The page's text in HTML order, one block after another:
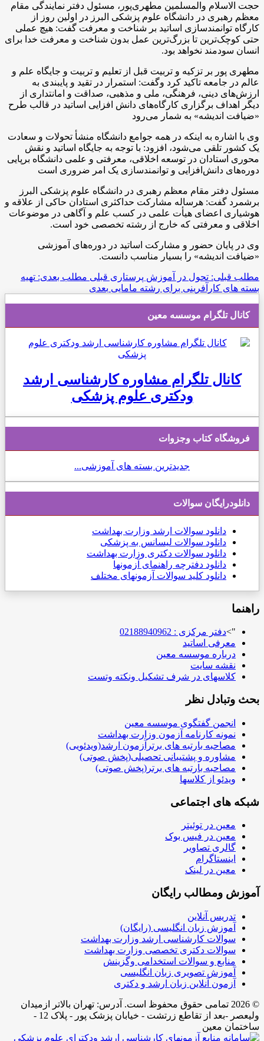
حجت الاسلام والمسلمین مطهری‌پور، مسئول دفتر نمایندگی مقام
معظم رهبری در دانشگاه علوم پزشکی البرز در اولین روز از
کارگاه توانمندسازی اساتید بر شناخت و معرفت گفت: هیچ عملی
حتی کوچک‌ترین تا بزرگ‌ترین عمل بدون شناخت و معرفت خدا برای
انسان سودمند نخواهد بود.
مطهری پور بر تزکیه و تربیت قبل از تعلیم و تربیت و جایگاه علم و
عالم در جامعه تاکید کرد وگفت: استمرار در تقید و پایبندی به
ارزش‌های دینی، فرهنگی، ملی و مذهبی، صداقت و امانتداری از
دیگر اهداف برگزاری کارگاه‌های دانش افزایی اساتید در قالب طرح
«ضیافت اندیشه» به شمار می‌رود
وی با اشاره به اینکه در همه جوامع دانشگاه منشأ تحولات و سعادت
یک کشور تلقی می‌شود، افزود: با توجه به جایگاه اساتید و نقش
محوری استادان در توسعه اخلاقی، معرفتی و علمی دانشگاه برپایی
دوره‌های دانش‌افزایی و توانمندسازی یک امر ضروری است
مسئول دفتر مقام معظم رهبری در دانشگاه علوم پزشکی البرز
برشمرد گفت: هرساله مشارکت حداکثری استادان حاکی از علاقه و
هوشیاری اعضای هیأت علمی در کسب علم و آگاهی در موضوعات
اخلاقی و معرفتی که خارج از رشته تخصصی خود است.
وی در پایان حضور و مشارکت اساتید در دوره‌های آموزشی
«ضیافت اندیشه» را بسیار مناسب دانست.
مطلب قبلی: تحول در آموزش پرستاری قبلی مطلب بعدی: تهیه
بسته های کارآفرینی برای رشته مامایی بعدی
کانال تلگرام موسسه معین
کانال تلگرام مشاوره کارشناسی ارشد
ودکتری علوم پزشکی
فروشگاه کتاب وجزوات
جدیدترین بسته های آموزشی...
دانلودرایگان سوالات
دانلود سوالات ارشد وزارت بهداشت
دانلود سوالات لیسانس به پزشکی
دانلود سوالات دکتری وزارت بهداشت
دانلود دفترچه راهنمای آزمونها
دانلود کلید سوالات آزمونهای مختلف
راهنما
">دفتر مرکزی : 02188940962
معرفی اساتید
درباره موسسه معین
نقشه سایت
کلاسهای در شرف تشکیل ونکته وتست
بحث وتبادل نظر
انجمن گفتگوی موسسه معین
نمونه کارنامه آزمون وزارت بهداشت
مصاحبه بارتبه های برترآزمون ارشد(ویدئویی)
مشاوره و پشتیبانی تحصیلی(پخش صوتی)
مصاحبه بارتبه های برتر(پخش صوتی)
ویدئو از کلاسها
شبکه های اجتماعی
معین در توئیتر
معین در فیس بوک
گالری تصاویر
اینستاگرام
معین در لینک
آموزش ومطالب رایگان
تدریس آنلاین
آموزش زبان انگلیسی (رایگان)
سوالات کارشناسی ارشد وزارت بهداشت
سوالات دکتری تخصصی وزارت بهداشت
منابع و سوالات استخدامی وگزینش
آموزش تصویری زبان انگلیسی
آزمون آنلاین زبان ارشد و دکتری
© 2026 تمامی حقوق محفوظ است. آدرس:‌ تهران بالاتر ازمیدان
ولیعصر -بعد از تقاطع زرتشت - خیابان پزشک پور - پلاک 12 -
ساختمان معین